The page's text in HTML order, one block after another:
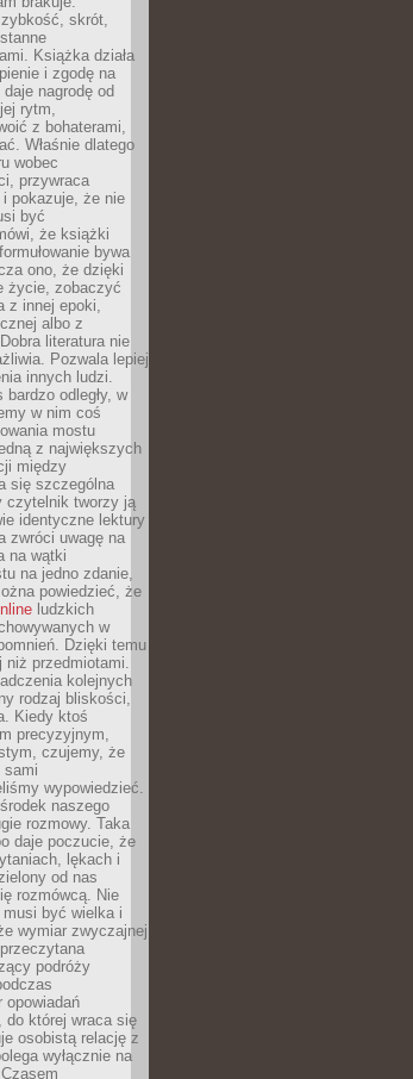
skrót,
Książka działa
i zgodę na
nagrodę od
rytm,
z bohaterami,
Właśnie dlatego
wobec
przywraca
i pokazuje, że nie
być
że książki
bywa
ono, że dzięki
życie, zobaczyć
z innej epoki,
albo z
literatura nie
Pozwala lepiej
innych ludzi.
odległy, w
w nim coś
mostu
z największych
między
się szczególna
czytelnik tworzy ją
identyczne lektury
zwróci uwagę na
na wątki
na jedno zdanie,
powiedzieć, że
ludzkich
w
Dzięki temu
przedmiotami.
kolejnych
rodzaj bliskości,
Kiedy ktoś
precyzyjnym,
czujemy, że
sami
wypowiedzieć.
naszego
rozmowy. Taka
daje poczucie, że
lękach i
od nas
rozmówcą. Nie
być wielka i
wymiar zwyczajnej
podróży
opowiadań
do której wraca się
osobistą relację z
wyłącznie na